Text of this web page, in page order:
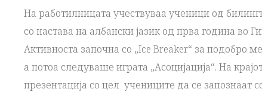
На работилницата учествуваа ученици од
со настава на албански јазик од прва година во
Активноста започна со „Ice Breaker“ за подобро
а потоа следуваше играта „Асоцијација“. На
презентација со цел учениците да се запознаат